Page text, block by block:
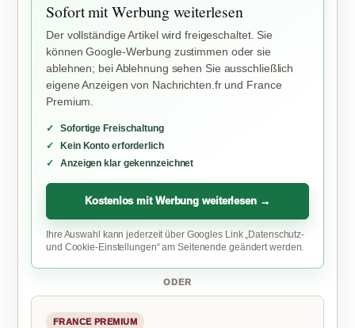
Sofort mit Werbung weiterlesen
Der vollständige Artikel wird freigeschaltet. Sie
können Google-Werbung zustimmen oder sie
ablehnen; bei Ablehnung sehen Sie ausschließlich
eigene Anzeigen von Nachrichten.fr und France
Premium.
Sofortige Freischaltung
Kein Konto erforderlich
Anzeigen klar gekennzeichnet
Kostenlos mit Werbung weiterlesen →
Ihre Auswahl kann jederzeit über Googles Link „Datenschutz-
und Cookie-Einstellungen“ am Seitenende geändert werden.
ODER
FRANCE PREMIUM